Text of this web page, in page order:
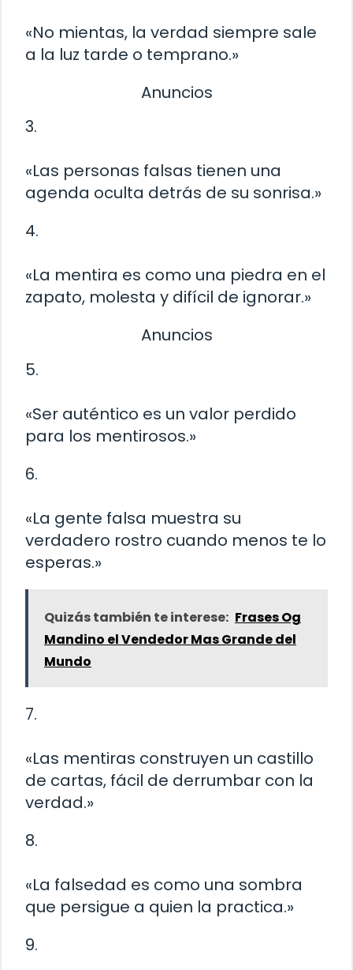
«No mientas, la verdad siempre sale
a la luz tarde o temprano.»
Anuncios
3.
«Las personas falsas tienen una
agenda oculta detrás de su sonrisa.»
4.
«La mentira es como una piedra en el
zapato, molesta y difícil de ignorar.»
Anuncios
5.
«Ser auténtico es un valor perdido
para los mentirosos.»
6.
«La gente falsa muestra su
verdadero rostro cuando menos te lo
esperas.»
Quizás también te interese: Frases Og
Mandino el Vendedor Mas Grande del
Mundo
7.
«Las mentiras construyen un castillo
de cartas, fácil de derrumbar con la
verdad.»
8.
«La falsedad es como una sombra
que persigue a quien la practica.»
9.